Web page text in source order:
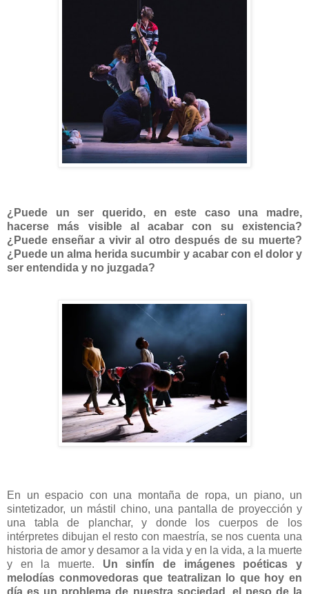
¿Puede un ser querido, en este caso una madre,
hacerse más visible al acabar con su existencia?
¿Puede enseñar a vivir al otro después de su muerte?
¿Puede un alma herida sucumbir y acabar con el dolor y
ser entendida y no juzgada?
En un espacio con una montaña de ropa, un piano, un
sintetizador, un mástil chino, una pantalla de proyección y
una tabla de planchar, y donde los cuerpos de los
intérpretes dibujan el resto con maestría, se nos cuenta una
historia de amor y desamor a la vida y en la vida, a la muerte
y en la muerte. Un sinfín de imágenes poéticas y
melodías conmovedoras que teatralizan lo que hoy en
día es un problema de nuestra sociedad, el peso de la